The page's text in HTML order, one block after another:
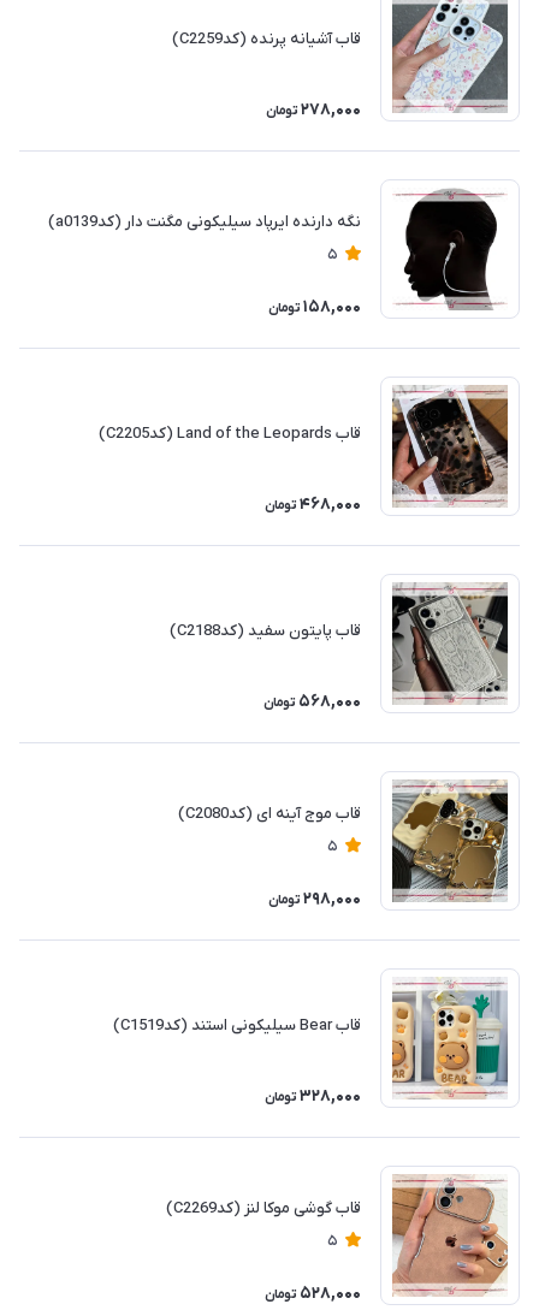
قاب آشیانه پرنده (کدC2259)
278,000 تومان
نگه دارنده ایرپاد سیلیکونی مگنت دار (کدa0139)
5
158,000 تومان
قاب Land of the Leopards (کدC2205)
468,000 تومان
قاب پایتون سفید (کدC2188)
568,000 تومان
قاب موج آینه ای (کدC2080)
5
298,000 تومان
قاب Bear سیلیکونی استند (کدC1519)
328,000 تومان
قاب گوشی موکا لنز (کدC2269)
5
528,000 تومان